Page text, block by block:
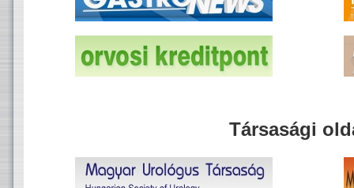
Társasági